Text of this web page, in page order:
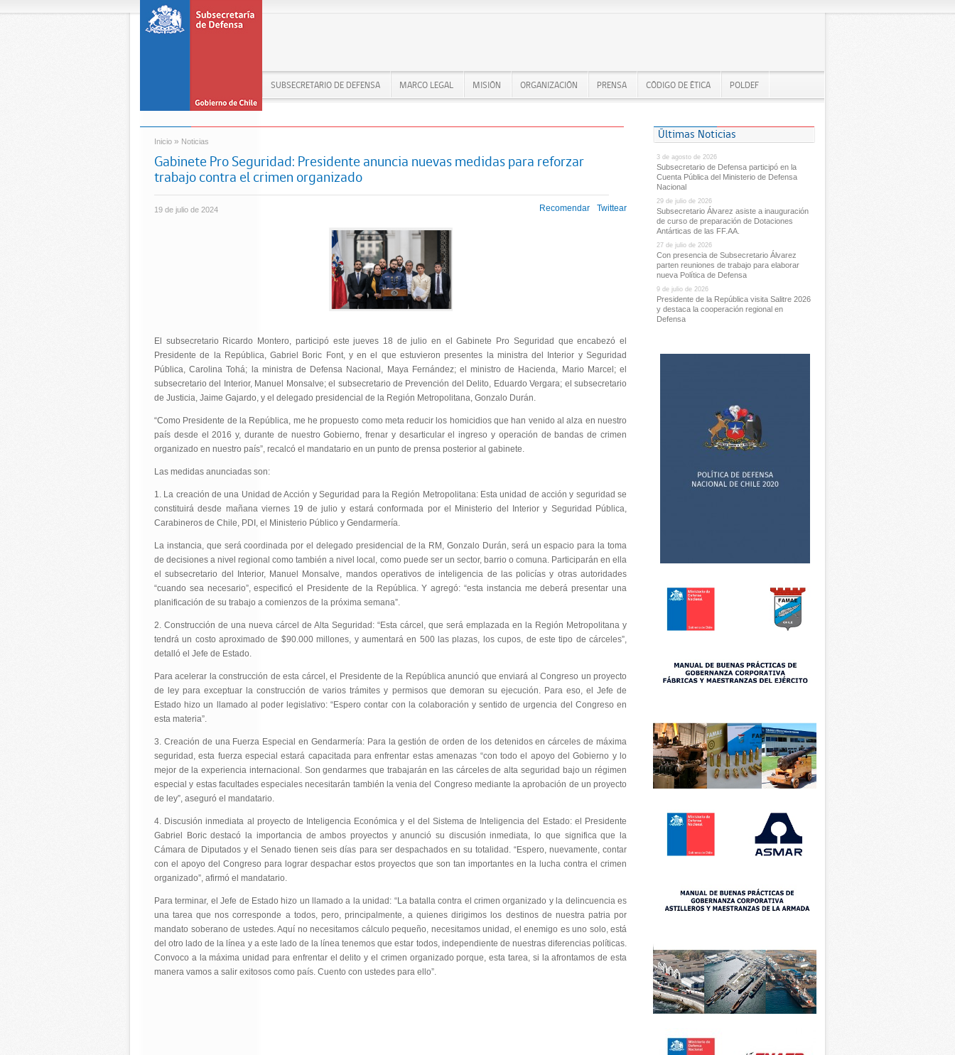
SUBSECRETARIO DE DEFENSA MARCO LEGAL MISIÓN ORGANIZACIÓN PRENSA CÓDIGO DE ÉTICA POLDEF
Inicio » Noticias
Gabinete Pro Seguridad: Presidente anuncia nuevas medidas para reforzar
trabajo contra el crimen organizado
19 de julio de 2024 Recomendar Twittear
El subsecretario Ricardo Montero, participó este jueves 18 de julio en el Gabinete Pro Seguridad que encabezó el
Presidente de la República, Gabriel Boric Font, y en el que estuvieron presentes la ministra del Interior y Seguridad
Pública, Carolina Tohá; la ministra de Defensa Nacional, Maya Fernández; el ministro de Hacienda, Mario Marcel; el
subsecretario del Interior, Manuel Monsalve; el subsecretario de Prevención del Delito, Eduardo Vergara; el subsecretario
de Justicia, Jaime Gajardo, y el delegado presidencial de la Región Metropolitana, Gonzalo Durán.
“Como Presidente de la República, me he propuesto como meta reducir los homicidios que han venido al alza en nuestro
país desde el 2016 y, durante de nuestro Gobierno, frenar y desarticular el ingreso y operación de bandas de crimen
organizado en nuestro país”, recalcó el mandatario en un punto de prensa posterior al gabinete.
Las medidas anunciadas son:
1. La creación de una Unidad de Acción y Seguridad para la Región Metropolitana: Esta unidad de acción y seguridad se
constituirá desde mañana viernes 19 de julio y estará conformada por el Ministerio del Interior y Seguridad Pública,
Carabineros de Chile, PDI, el Ministerio Público y Gendarmería.
La instancia, que será coordinada por el delegado presidencial de la RM, Gonzalo Durán, será un espacio para la toma
de decisiones a nivel regional como también a nivel local, como puede ser un sector, barrio o comuna. Participarán en ella
el subsecretario del Interior, Manuel Monsalve, mandos operativos de inteligencia de las policías y otras autoridades
“cuando sea necesario”, especificó el Presidente de la República. Y agregó: “esta instancia me deberá presentar una
planificación de su trabajo a comienzos de la próxima semana”.
2. Construcción de una nueva cárcel de Alta Seguridad: “Esta cárcel, que será emplazada en la Región Metropolitana y
tendrá un costo aproximado de $90.000 millones, y aumentará en 500 las plazas, los cupos, de este tipo de cárceles”,
detalló el Jefe de Estado.
Para acelerar la construcción de esta cárcel, el Presidente de la República anunció que enviará al Congreso un proyecto
de ley para exceptuar la construcción de varios trámites y permisos que demoran su ejecución. Para eso, el Jefe de
Estado hizo un llamado al poder legislativo: “Espero contar con la colaboración y sentido de urgencia del Congreso en
esta materia”.
3. Creación de una Fuerza Especial en Gendarmería: Para la gestión de orden de los detenidos en cárceles de máxima
seguridad, esta fuerza especial estará capacitada para enfrentar estas amenazas “con todo el apoyo del Gobierno y lo
mejor de la experiencia internacional. Son gendarmes que trabajarán en las cárceles de alta seguridad bajo un régimen
especial y estas facultades especiales necesitarán también la venia del Congreso mediante la aprobación de un proyecto
de ley”, aseguró el mandatario.
4. Discusión inmediata al proyecto de Inteligencia Económica y el del Sistema de Inteligencia del Estado: el Presidente
Gabriel Boric destacó la importancia de ambos proyectos y anunció su discusión inmediata, lo que significa que la
Cámara de Diputados y el Senado tienen seis días para ser despachados en su totalidad. “Espero, nuevamente, contar
con el apoyo del Congreso para lograr despachar estos proyectos que son tan importantes en la lucha contra el crimen
organizado”, afirmó el mandatario.
Para terminar, el Jefe de Estado hizo un llamado a la unidad: “La batalla contra el crimen organizado y la delincuencia es
una tarea que nos corresponde a todos, pero, principalmente, a quienes dirigimos los destinos de nuestra patria por
mandato soberano de ustedes. Aquí no necesitamos cálculo pequeño, necesitamos unidad, el enemigo es uno solo, está
del otro lado de la línea y a este lado de la línea tenemos que estar todos, independiente de nuestras diferencias políticas.
Convoco a la máxima unidad para enfrentar el delito y el crimen organizado porque, esta tarea, si la afrontamos de esta
manera vamos a salir exitosos como país. Cuento con ustedes para ello”.
Últimas Noticias
3 de agosto de 2026
Subsecretario de Defensa participó en la
Cuenta Pública del Ministerio de Defensa
Nacional
29 de julio de 2026
Subsecretario Álvarez asiste a inauguración
de curso de preparación de Dotaciones
Antárticas de las FF.AA.
27 de julio de 2026
Con presencia de Subsecretario Álvarez
parten reuniones de trabajo para elaborar
nueva Política de Defensa
9 de julio de 2026
Presidente de la República visita Salitre 2026
y destaca la cooperación regional en
Defensa